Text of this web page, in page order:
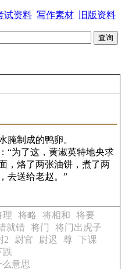
试资料 写作素材 旧版资料
腌制成的鸭卵。
“为了这，黄淑英特地央求
，烙了两张油饼，煮了两
去送给老赵。”
理 将略 将相和
将要
就错 将门
将门出虎子
2 尉官 尉迟 尊
下课
跌
么意思